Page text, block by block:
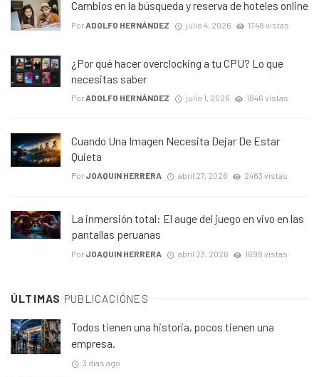
Cambios en la búsqueda y reserva de hoteles online
Por ADOLFO HERNÁNDEZ julio 4, 2026 1748 vistas
¿Por qué hacer overclocking a tu CPU? Lo que
necesitas saber
PorADOLFO HERNÁNDEZ julio 1, 2026 1846 vistas
Cuando Una Imagen Necesita Dejar De Estar
Quieta
Por JOAQUIN HERRERA abril 27, 2026 2463 vistas
La inmersión total: El auge del juego en vivo en las
pantallas peruanas
Por JOAQUIN HERRERA abril 23, 2026 1698 vistas
ÚLTIMAS PUBLICACIÓNES
Todos tienen una historia, pocos tienen una
empresa.
3 días ago